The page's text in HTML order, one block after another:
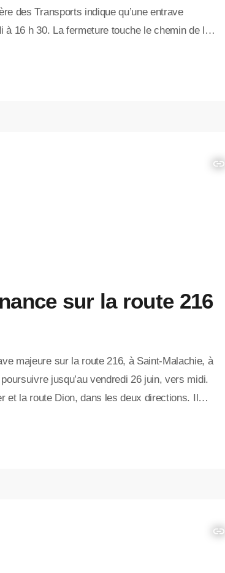
des Transports indique qu’une entrave
16 h 30. La fermeture touche le chemin de la
La circulation est interrompue dans les deux
insert_link
sur la route 216
majeure sur la route 216, à Saint-Malachie, à
jusqu’au vendredi 26 juin, vers midi.
la route Dion, dans les deux directions. Il
importante pour assurer le drainage de
insert_link